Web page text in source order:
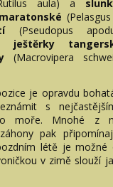
aula) a
maratonské
(Pseudopus
ještěrky
(Macrovipera
je opravdu
s
moře. Mnohé z
pak
létě je
v zimě slouží